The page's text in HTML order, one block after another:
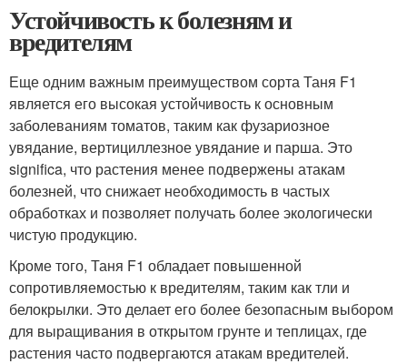
Устойчивость к болезням и
вредителям
Еще одним важным преимуществом сорта Таня F1
является его высокая устойчивость к основным
заболеваниям томатов, таким как фузариозное
увядание, вертициллезное увядание и парша. Это
significa, что растения менее подвержены атакам
болезней, что снижает необходимость в частых
обработках и позволяет получать более экологически
чистую продукцию.
Кроме того, Таня F1 обладает повышенной
сопротивляемостью к вредителям, таким как тли и
белокрылки. Это делает его более безопасным выбором
для выращивания в открытом грунте и теплицах, где
растения часто подвергаются атакам вредителей.